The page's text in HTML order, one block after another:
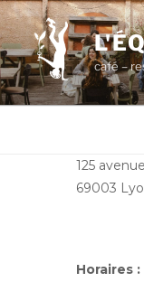
Aller
au
contenu
principal
café –
125
69003
Horaires :